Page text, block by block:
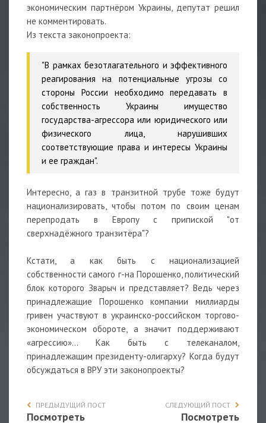
экономическим партнёром Украины, депутат решил
не комментировать.
Из текста законопроекта:
"В рамках безотлагательного и эффективного
реагирования на потенциальные угрозы со
стороны России необходимо передавать в
собственность Украины имущество
государства-агрессора или юридического или
физического лица, нарушивших
соответствующие права и интересы Украины
и ее граждан".
Интересно, а газ в транзитной трубе тоже будут
национализировать, чтобы потом по своим ценам
перепродать в Европу с припиской "от
сверхнадёжного транзитёра"?
Кстати, а как быть с национализацией
собственности самого г-на Порошенко, политический
блок которого Зварыч и представляет? Ведь через
принадлежащие Порошенко компании миллиарды
гривен участвуют в украинско-российском торгово-
экономическом обороте, а значит поддерживают
«агрессию»... Как быть с телеканалом,
принадлежащим президенту-олигарху? Когда будут
обсуждаться в ВРУ эти законопроекты?
ПРЕДЫДУЩИЙ ПОСТ
Посмотреть
СЛЕДУЮЩИЙ ПОСТ
Посмотреть